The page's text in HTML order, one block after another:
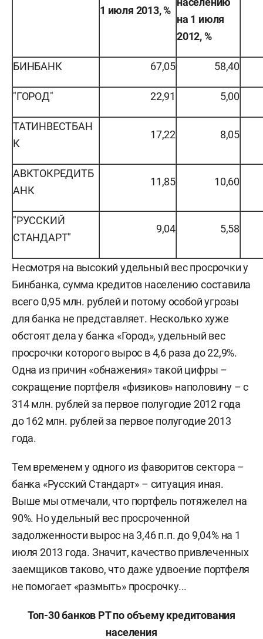
1 июля 2013, %
на 1 июля
2012, %
БИНБАНК 67,05 58,40
"ГОРОД" 22,91 5,00
ТАТИНВЕСТБАН
К
17,22 8,05
АВКТОКРЕДИТБ
АНК
11,85 10,60
"РУССКИЙ
СТАНДАРТ"
9,04 5,58
Несмотря на высокий удельный вес просрочки у
Бинбанка, сумма кредитов населению составила
всего 0,95 млн. рублей и потому особой угрозы
для банка не представляет. Несколько хуже
обстоят дела у банка «Город», удельный вес
просрочки которого вырос в 4,6 раза до 22,9%.
Одна из причин «обнажения» такой цифры –
сокращение портфеля «физиков» наполовину – с
314 млн. рублей за первое полугодие 2012 года
до 162 млн. рублей за первое полугодие 2013
года.
Тем временем у одного из фаворитов сектора –
банка «Русский Стандарт» – ситуация иная.
Выше мы отмечали, что портфель потяжелел на
90%. Но удельный вес просроченной
задолженности вырос на 3,46 п.п. до 9,04% на 1
июля 2013 года. Значит, качество привлеченных
заемщиков таково, что даже удвоение портфеля
не помогает «размыть» просрочку...
Топ-30 банков РТ по объему кредитования
населения